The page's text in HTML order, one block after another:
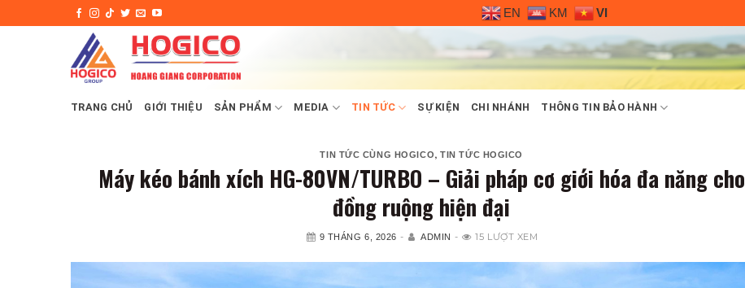
to
EN KM VI
TRANG CHỦ GIỚI THIỆU SẢN PHẨM MEDIA TIN TỨC SỰ KIỆN CHI NHÁNH THÔNG TIN BẢO HÀNH
TIN TỨC CÙNG HOGICO,TIN TỨC HOGICO
Máy kéo bánh xích HG-80VN/TURBO – Giải pháp cơ giới hóa đa năng cho
đồng ruộng hiện đại
9 THÁNG 6, 2026 - ADMIN - 15 LƯỢT XEM